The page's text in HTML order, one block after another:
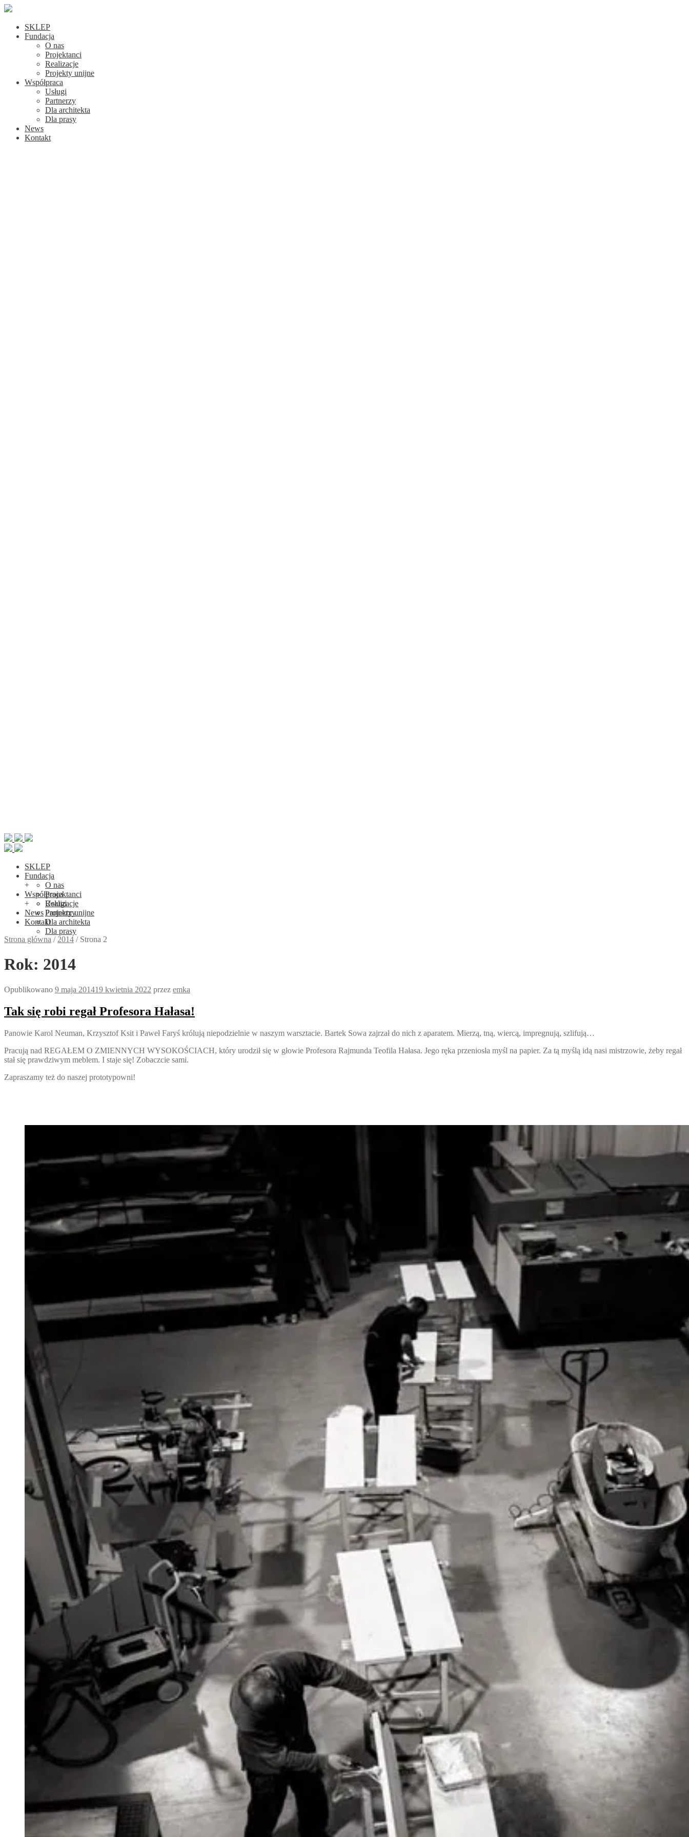
SKLEP
Fundacja
O nas
Projektanci
Realizacje
Projekty unijne
Współpraca
Usługi
Partnerzy
Dla architekta
Dla prasy
News
Kontakt
SKLEP
Fundacja
O nas
Projektanci
Realizacje
Projekty unijne
+
Współpraca
Usługi
Partnerzy
Dla architekta
Dla prasy
+
News
Kontakt
Strona główna / 2014 / Strona 2
Rok: 2014
Opublikowano 9 maja 201419 kwietnia 2022 przez emka
Tak się robi regał Profesora Hałasa!
Panowie Karol Neuman, Krzysztof Ksit i Paweł Faryś królują niepodzielnie w naszym warsztacie. Bartek Sowa zajrzał do nich z aparatem. Mierzą, tną, wiercą, impregnują, szlifują…
Pracują nad REGAŁEM O ZMIENNYCH WYSOKOŚCIACH, który urodził się w głowie Profesora Rajmunda Teofila Hałasa. Jego ręka przeniosła myśl na papier. Za tą myślą idą nasi mistrzowie, żeby regał
stał się prawdziwym meblem. I staje się! Zobaczcie sami.
Zapraszamy też do naszej prototypowni!